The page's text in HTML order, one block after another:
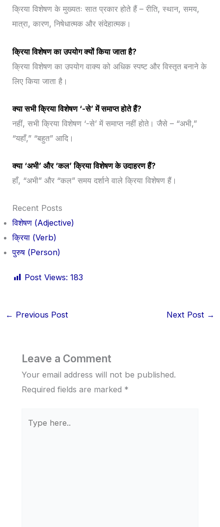
क्रिया विशेषण के मुख्यतः सात प्रकार होते हैं – रीति, स्थान, समय,
मात्रा, कारण, निषेधात्मक और संदेहात्मक।
क्रिया विशेषण का उपयोग क्यों किया जाता है?
क्रिया विशेषण का उपयोग वाक्य को अधिक स्पष्ट और विस्तृत बनाने के
लिए किया जाता है।
क्या सभी क्रिया विशेषण ‘-से’ में समाप्त होते हैं?
नहीं, सभी क्रिया विशेषण ‘-से’ में समाप्त नहीं होते। जैसे – “अभी,”
“यहाँ,” “बहुत” आदि।
क्या ‘अभी’ और ‘कल’ क्रिया विशेषण के उदाहरण हैं?
हाँ, “अभी” और “कल” समय दर्शाने वाले क्रिया विशेषण हैं।
Recent Posts
विशेषण (Adjective)
क्रिया (Verb)
पुरुष (Person)
Post Views: 183
← Previous Post Next Post →
Leave a Comment
Your email address will not be published.
Required fields are marked *
here..